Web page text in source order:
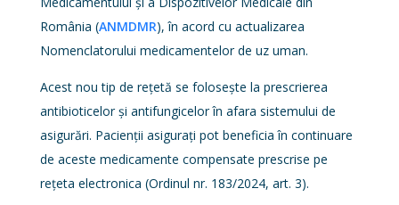
România (ANMDMR), în acord cu actualizarea
Nomenclatorului medicamentelor de uz uman.
Acest nou tip de rețetă se folosește la prescrierea
antibioticelor și antifungicelor în afara sistemului de
asigurări. Pacienții asigurați pot beneficia în continuare
de aceste medicamente compensate prescrise pe
rețeta electronica (Ordinul nr. 183/2024, art. 3).